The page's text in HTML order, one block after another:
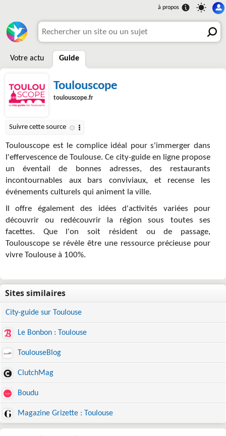
Votre actu Guide
Toulouscope
toulouscope.fr
Toulouscope est le complice idéal pour s'immerger dans
l'effervescence de Toulouse. Ce city-guide en ligne propose
un éventail de bonnes adresses, des restaurants
incontournables aux bars conviviaux, et recense les
événements culturels qui animent la ville.
Il offre également des idées d'activités variées pour
découvrir ou redécouvrir la région sous toutes ses
facettes. Que l'on soit résident ou de passage,
Toulouscope se révèle être une ressource précieuse pour
vivre Toulouse à 100%.
City-guide sur Toulouse
Le Bonbon : Toulouse
ToulouseBlog
ClutchMag
Boudu
Magazine Grizette : Toulouse